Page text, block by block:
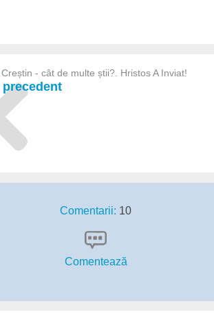
- cât de multe știi?. Hristos A Inviat!
Comentarii: 10
Comentează